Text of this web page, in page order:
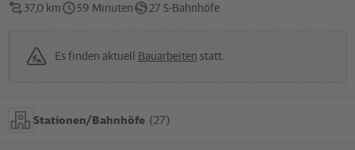
37,0 km 59 Minuten 27 S-Bahnhöfe
Es finden aktuell Bauarbeiten statt.
Stationen/Bahnhöfe (27)